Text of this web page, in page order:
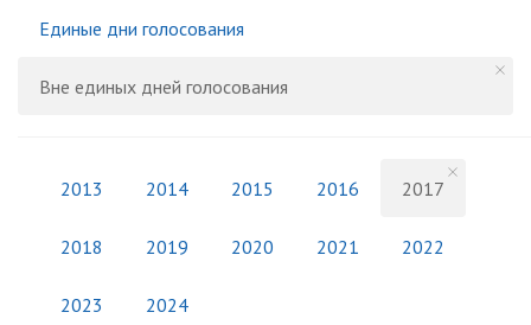
Единые дни голосования
Вне единых дней голосования
2013 2014 2015 2016 2017
2018 2019 2020 2021 2022
2023 2024